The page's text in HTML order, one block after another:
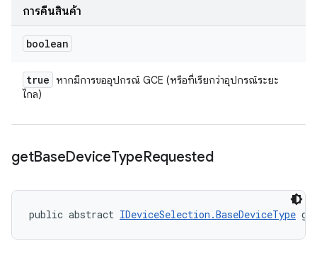
การคืนสินค้า
boolean
true หากมีการขออุปกรณ์ GCE (หรือที่เรียกว่าอุปกรณ์ระยะ
ไกล)
getBaseDeviceTypeRequested
public abstract IDeviceSelection.BaseDeviceType